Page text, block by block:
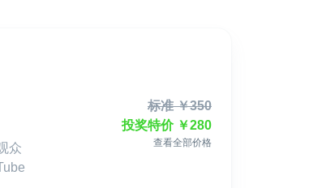
或上映地区皆可参赛。我们也深知，发行
能因市场需求或发行商兴趣而获得发行机
众
标准￥350
投奖特价￥280
查看全部价格